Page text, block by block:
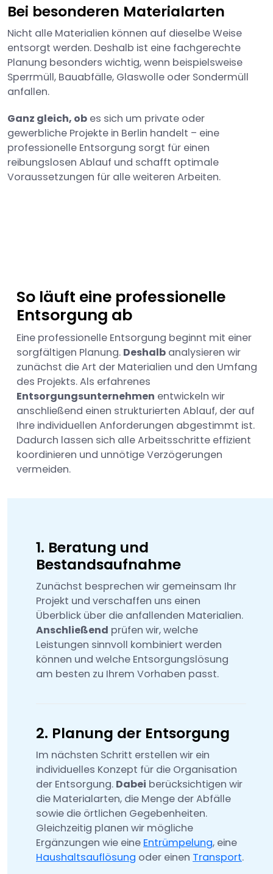
Bei besonderen Materialarten
Nicht alle Materialien können auf dieselbe Weise
entsorgt werden. Deshalb ist eine fachgerechte
Planung besonders wichtig, wenn beispielsweise
Sperrmüll, Bauabfälle, Glaswolle oder Sondermüll
anfallen.
Ganz gleich, ob es sich um private oder
gewerbliche Projekte in Berlin handelt – eine
professionelle Entsorgung sorgt für einen
reibungslosen Ablauf und schafft optimale
Voraussetzungen für alle weiteren Arbeiten.
So läuft eine professionelle
Entsorgung ab
Eine professionelle Entsorgung beginnt mit einer
sorgfältigen Planung. Deshalb analysieren wir
zunächst die Art der Materialien und den Umfang
des Projekts. Als erfahrenes
Entsorgungsunternehmen entwickeln wir
anschließend einen strukturierten Ablauf, der auf
Ihre individuellen Anforderungen abgestimmt ist.
Dadurch lassen sich alle Arbeitsschritte effizient
koordinieren und unnötige Verzögerungen
vermeiden.
1. Beratung und
Bestandsaufnahme
Zunächst besprechen wir gemeinsam Ihr
Projekt und verschaffen uns einen
Überblick über die anfallenden Materialien.
Anschließend prüfen wir, welche
Leistungen sinnvoll kombiniert werden
können und welche Entsorgungslösung
am besten zu Ihrem Vorhaben passt.
2. Planung der Entsorgung
Im nächsten Schritt erstellen wir ein
individuelles Konzept für die Organisation
der Entsorgung. Dabei berücksichtigen wir
die Materialarten, die Menge der Abfälle
sowie die örtlichen Gegebenheiten.
Gleichzeitig planen wir mögliche
Ergänzungen wie eine Entrümpelung, eine
Haushaltsauflösung oder einen Transport.